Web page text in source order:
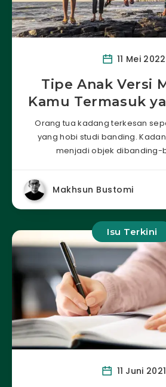
11 Mei 2022
Tipe Anak Versi
Kamu Termasuk
Orang tua kadang terkesan
yang hobi studi banding.
menjadi objek dibanding-
Makhsun Bustomi
Isu Terkini
11 Juni 2021